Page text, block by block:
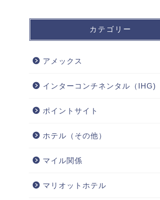
カテゴリー
アメックス
インターコンチネンタル（IHG)
ポイントサイト
ホテル（その他）
マイル関係
マリオットホテル